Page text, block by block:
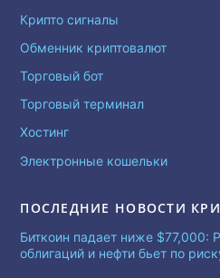
Крипто сигналы
Обменник криптовалют
Торговый бот
Торговый терминал
Хостинг
Электронные кошельки
ПОСЛЕДНИЕ НОВОСТИ
Биткоин падает ниже $77,000:
облигаций и нефти бьет по